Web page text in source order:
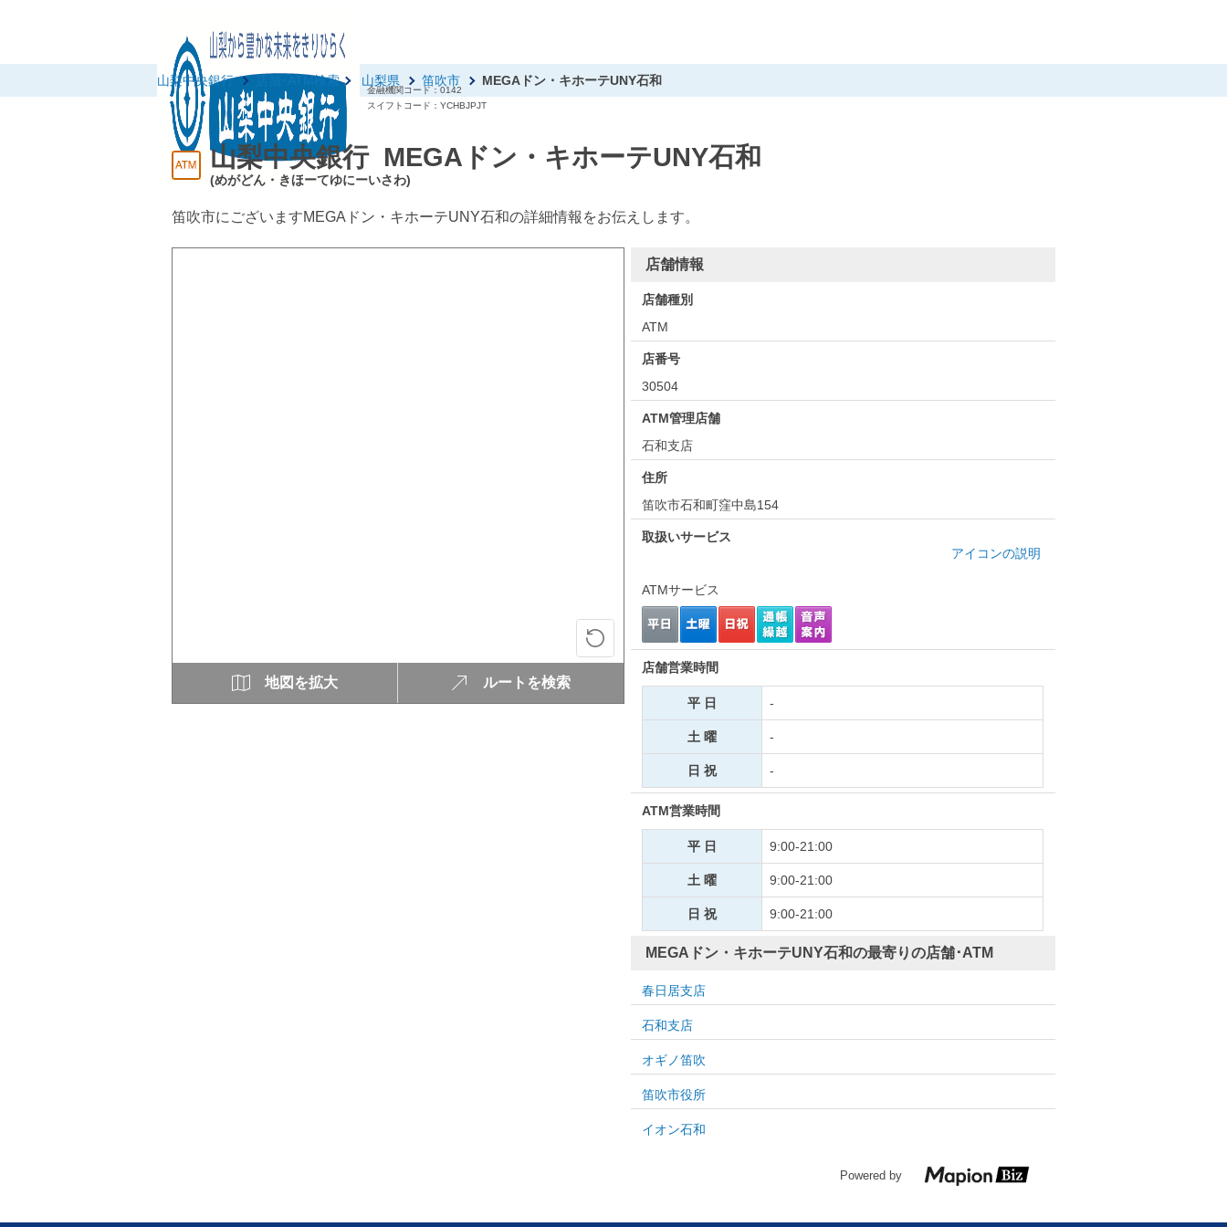
金融機関コード：0142
スイフトコード：YCHBJPJT
山梨中央銀行 店舗･ATM検索 山梨県 笛吹市 MEGAドン・キホーテUNY石和
山梨中央銀行 MEGAドン・キホーテUNY石和
(めがどん・きほーてゆにーいさわ)
笛吹市にございますMEGAドン・キホーテUNY石和の詳細情報をお伝えします。
地図を拡大 ルートを検索
店舗情報
店舗種別
ATM
店番号
30504
ATM管理店舗
石和支店
住所
笛吹市石和町窪中島154
取扱いサービス
アイコンの説明
ATMサービス
店舗営業時間
平 日 -
土 曜 -
日 祝 -
ATM営業時間
平 日 9:00-21:00
土 曜 9:00-21:00
日 祝 9:00-21:00
MEGAドン・キホーテUNY石和の最寄りの店舗･ATM
春日居支店
石和支店
オギノ笛吹
笛吹市役所
イオン石和
Powered by